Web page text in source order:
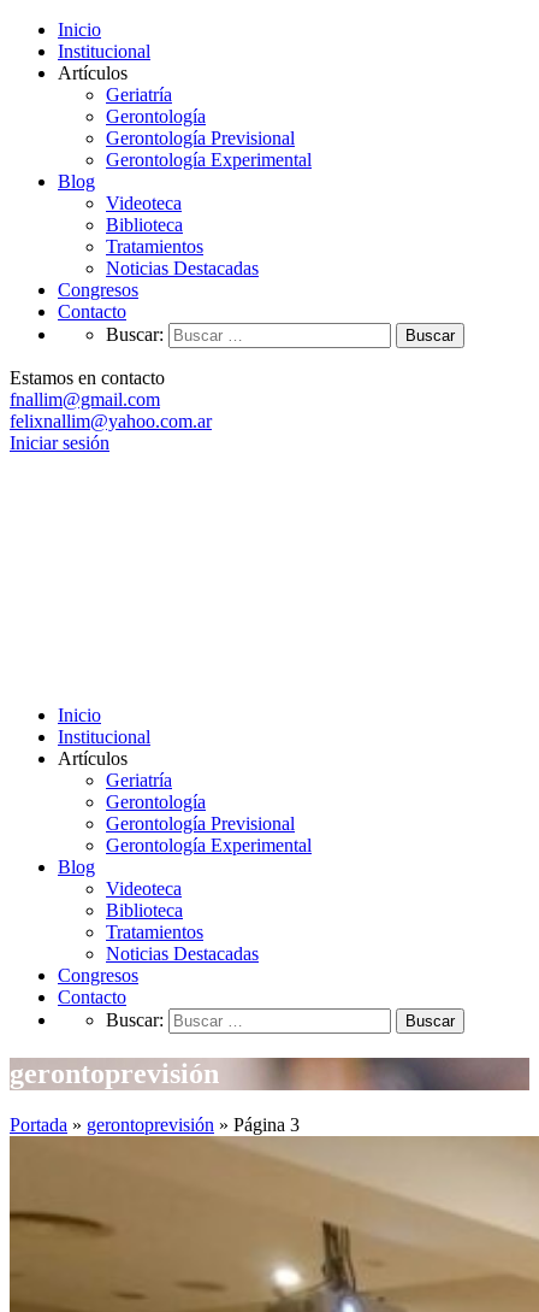
Inicio
Institucional
Artículos
Geriatría
Gerontología
Gerontología Previsional
Gerontología Experimental
Blog
Videoteca
Biblioteca
Tratamientos
Noticias Destacadas
Congresos
Contacto
Buscar:
Estamos en contacto
fnallim@gmail.com
felixnallim@yahoo.com.ar
Iniciar sesión
Inicio
Institucional
Artículos
Geriatría
Gerontología
Gerontología Previsional
Gerontología Experimental
Blog
Videoteca
Biblioteca
Tratamientos
Noticias Destacadas
Congresos
Contacto
Buscar:
gerontoprevisión
Portada » gerontoprevisión » Página 3